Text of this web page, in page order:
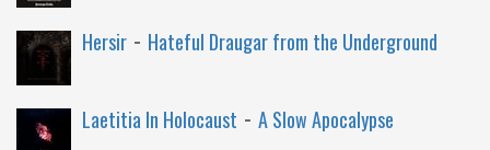
Hersir - Hateful Draugar from the Underground
Laetitia In Holocaust - A Slow Apocalypse